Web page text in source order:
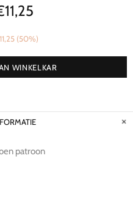
(50%)
WINKELKAR
patroon